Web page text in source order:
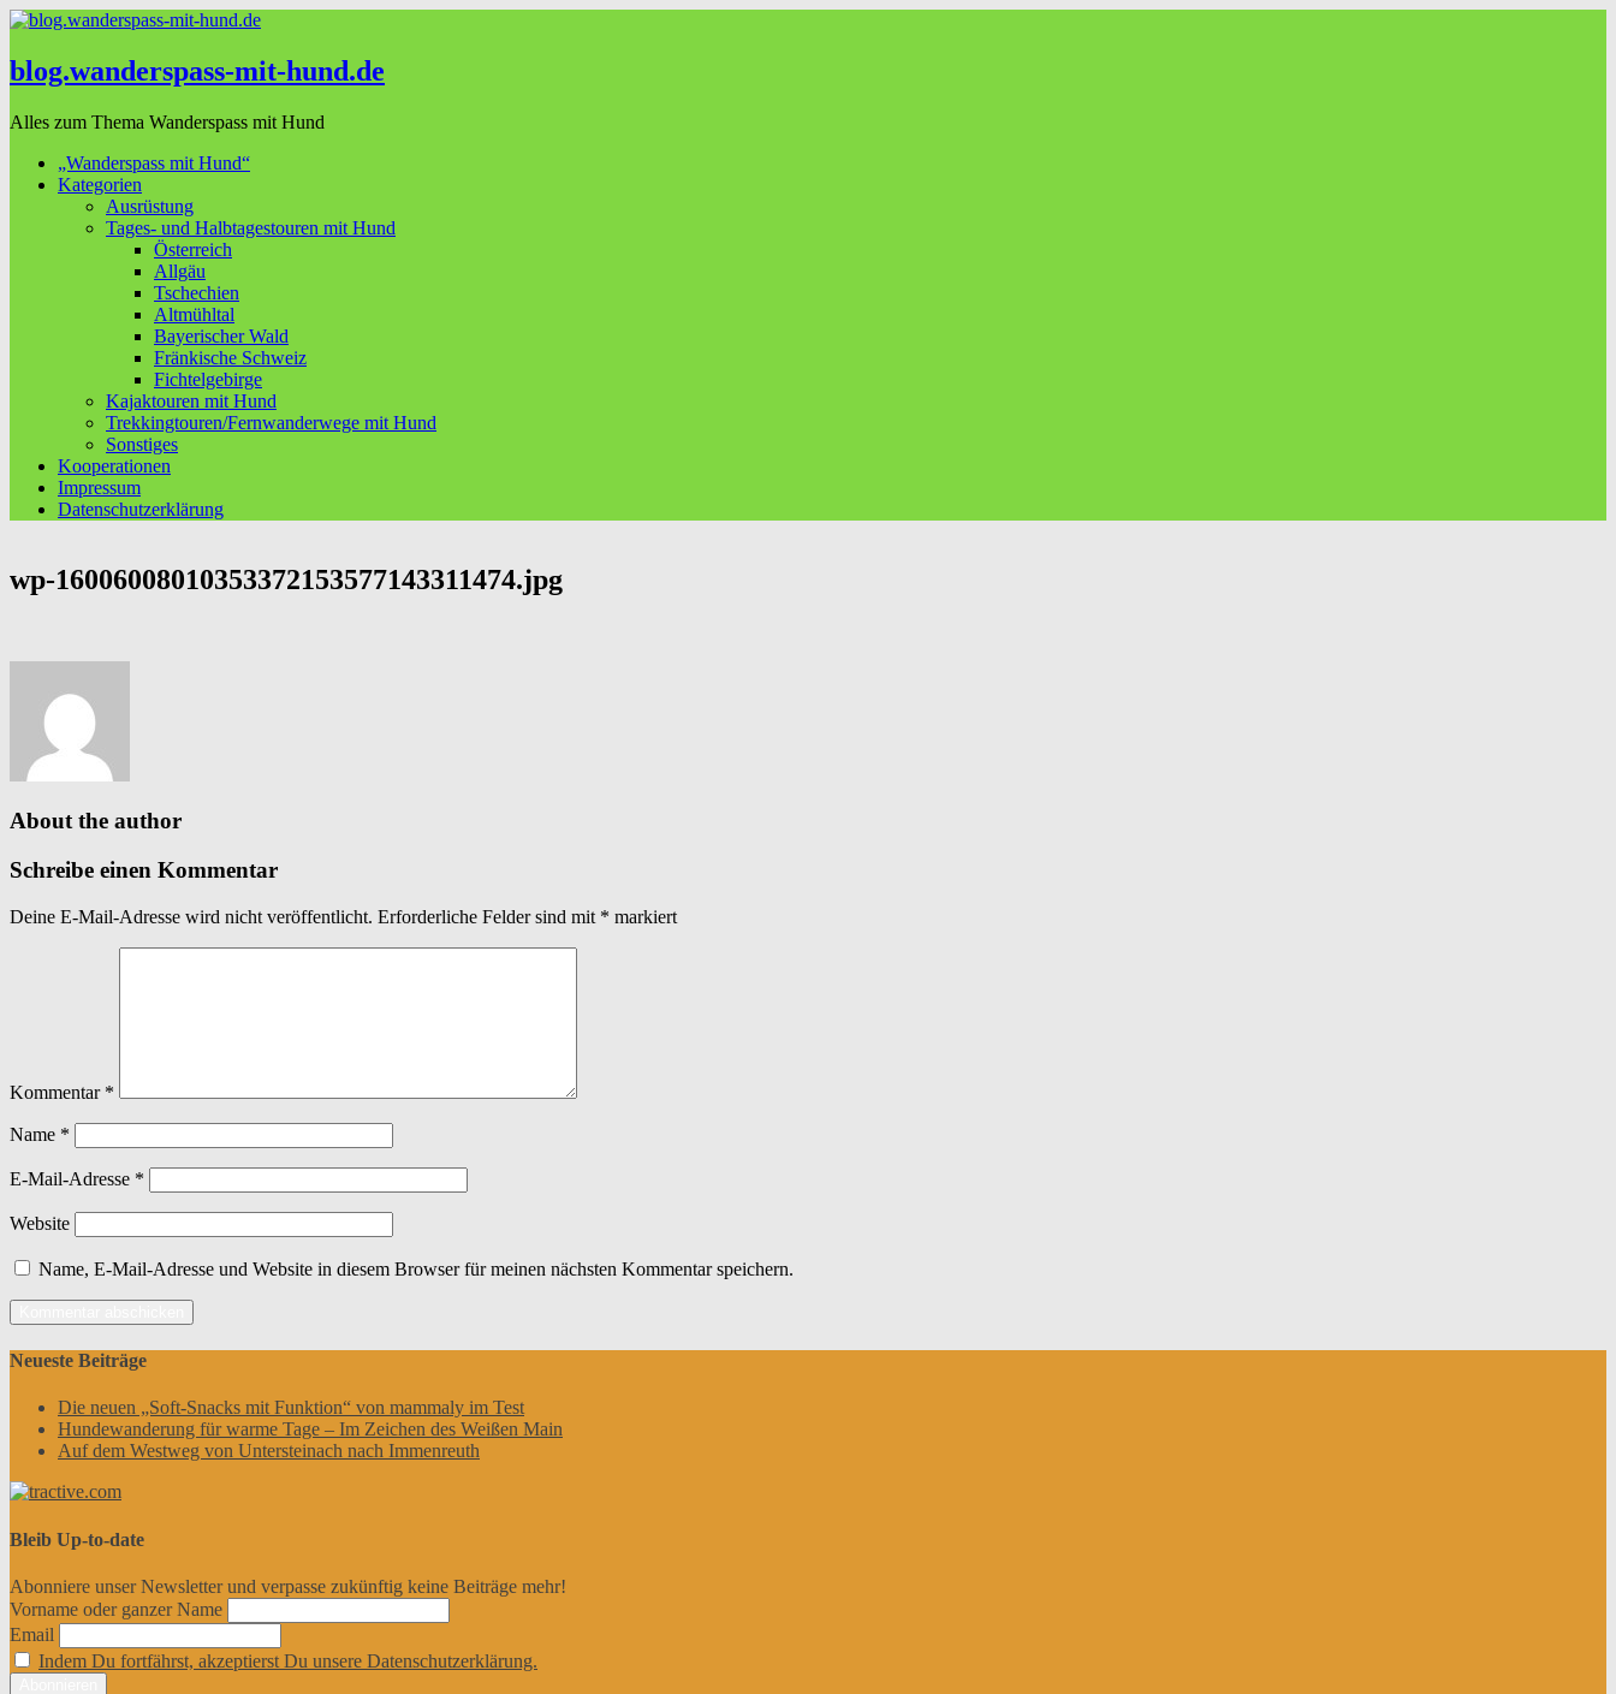
blog.wanderspass-mit-hund.de
Alles zum Thema Wanderspass mit Hund
„Wanderspass mit Hund“
Kategorien
Ausrüstung
Tages- und Halbtagestouren mit Hund
Österreich
Allgäu
Tschechien
Altmühltal
Bayerischer Wald
Fränkische Schweiz
Fichtelgebirge
Kajaktouren mit Hund
Trekkingtouren/Fernwanderwege mit Hund
Sonstiges
Kooperationen
Impressum
Datenschutzerklärung
wp-16006008010353372153577143311474.jpg
About the author
Schreibe einen Kommentar
Deine E-Mail-Adresse wird nicht veröffentlicht. Erforderliche Felder sind mit * markiert
Kommentar *
Name *
E-Mail-Adresse *
Website
Name, E-Mail-Adresse und Website in diesem Browser für meinen nächsten Kommentar speichern.
Neueste Beiträge
Die neuen „Soft-Snacks mit Funktion“ von mammaly im Test
Hundewanderung für warme Tage – Im Zeichen des Weißen Main
Auf dem Westweg von Untersteinach nach Immenreuth
Bleib Up-to-date
Abonniere unser Newsletter und verpasse zukünftig keine Beiträge mehr!
Vorname oder ganzer Name
Email
Indem Du fortfährst, akzeptierst Du unsere Datenschutzerklärung.